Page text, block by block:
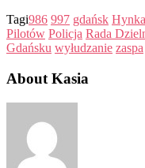
Tagi986 997 gdańsk Hynka
Pilotów Policja Rada
Gdańsku wyłudzanie zaspa
About Kasia